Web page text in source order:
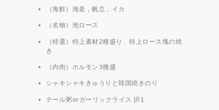
（海鮮）海老，帆立，イカ
（名物）泡ロース
（特選）特上素材2種盛り、特上ロース塊の焼
き
（内肉）ホルモン3種盛
シャキシャキきゅうりと韓国焼きのり
テール粥orガーリックライス 択1